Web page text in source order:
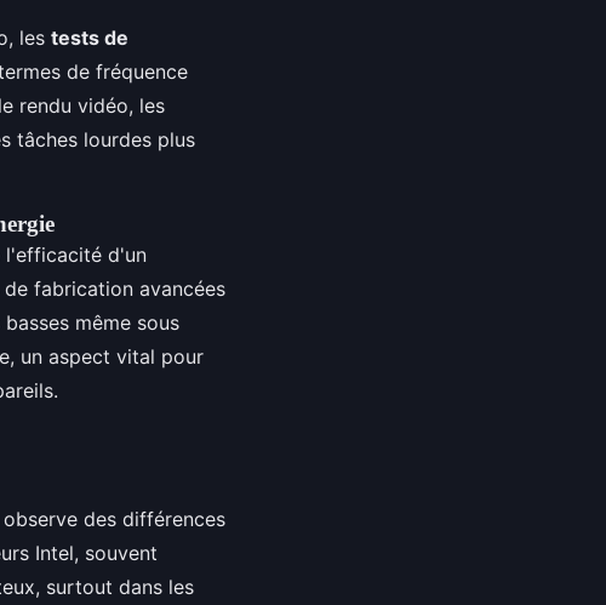
les tests de
de fréquence
rendu vidéo, les
tâches lourdes plus
l'efficacité d'un
fabrication avancées
même sous
un aspect vital pour
des différences
Intel, souvent
surtout dans les